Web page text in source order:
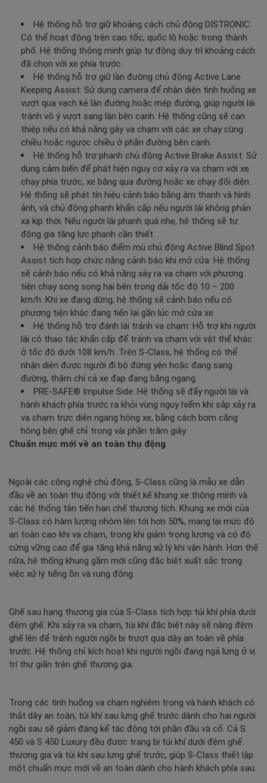
Hệ thống hỗ trợ giữ khoảng cách chủ động DISTRONIC:
Có thể hoạt động trên cao tốc, quốc lộ hoặc trong thành
phố. Hệ thống thông minh giúp tự động duy trì khoảng cách
đã chọn với xe phía trước.
Hệ thống hỗ trợ giữ làn đường chủ động Active Lane
Keeping Assist: Sử dụng camera để nhận diện tình huống xe
vượt qua vạch kẻ làn đường hoặc mép đường, giúp người lái
tránh vô ý vượt sang làn bên cạnh. Hệ thống cũng sẽ can
thiệp nếu có khả năng gây va chạm với các xe chạy cùng
chiều hoặc ngược chiều ở phần đường bên cạnh.
Hệ thống hỗ trợ phanh chủ động Active Brake Assist: Sử
dụng cảm biến để phát hiện nguy cơ xảy ra va chạm với xe
chạy phía trước, xe băng qua đường hoặc xe chạy đối diện.
Hệ thống sẽ phát tín hiệu cảnh báo bằng âm thanh và hình
ảnh, và chủ động phanh khẩn cấp nếu người lái không phản
xạ kịp thời. Nếu người lái phanh quá nhẹ, hệ thống sẽ tự
động gia tăng lực phanh cần thiết.
Hệ thống cảnh báo điểm mù chủ động Active Blind Spot
Assist tích hợp chức năng cảnh báo khi mở cửa: Hệ thống
sẽ cảnh báo nếu có khả năng xảy ra va chạm với phương
tiện chạy song song hai bên trong dải tốc độ 10 – 200
km/h. Khi xe đang dừng, hệ thống sẽ cảnh báo nếu có
phương tiện khác đang tiến lại gần lúc mở cửa xe.
Hệ thống hỗ trợ đánh lái tránh va chạm: Hỗ trợ khi người
lái có thao tác khẩn cấp để tránh va chạm với vật thể khác
ở tốc độ dưới 108 km/h. Trên S-Class, hệ thống có thể
nhận diện được người đi bộ đứng yên hoặc đang sang
đường, thậm chí cả xe đạp đang băng ngang.
PRE-SAFE® Impulse Side: Hệ thống sẽ đẩy người lái và
hành khách phía trước ra khỏi vùng nguy hiểm khi sắp xảy ra
va chạm trực diện ngang hông xe, bằng cách bơm căng
hông bên ghế chỉ trong vài phần trăm giây.
Chuẩn mực mới về an toàn thụ động
Ngoài các công nghệ chủ động, S-Class cũng là mẫu xe dẫn
đầu về an toàn thụ động với thiết kế khung xe thông minh và
các hệ thống tân tiến hạn chế thương tích. Khung xe mới của
S-Class có hàm lượng nhôm lên tới hơn 50%, mang lại mức độ
an toàn cao khi va chạm, trong khi giảm trọng lượng và có độ
cứng vững cao để gia tăng khả năng xử lý khi vận hành. Hơn thế
nữa, hệ thống khung gầm mới cũng đặc biệt xuất sắc trong
việc xử lý tiếng ồn và rung động.
Ghế sau hạng thương gia của S-Class tích hợp túi khí phía dưới
đệm ghế. Khi xảy ra va chạm, túi khí đặc biệt này sẽ nâng đệm
ghế lên để tránh người ngồi bị trượt qua dây an toàn về phía
trước. Hệ thống chỉ kích hoạt khi người ngồi đang ngả lưng ở vị
trí thư giãn trên ghế thương gia.
Trong các tình huống va chạm nghiêm trọng và hành khách có
thắt dây an toàn, túi khí sau lưng ghế trước dành cho hai người
ngồi sau sẽ giảm đáng kể tác động tới phần đầu và cổ. Cả S
450 và S 450 Luxury đều được trang bị túi khí dưới đệm ghế
thương gia và túi khí sau lưng ghế trước, giúp S-Class thiết lập
một chuẩn mực mới về an toàn dành cho hành khách phía sau.